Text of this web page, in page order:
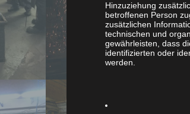
Hinzuziehung
betroffenen Person
zusätzlichen
technischen und
gewährleisten, dass
identifizierten oder
werden.